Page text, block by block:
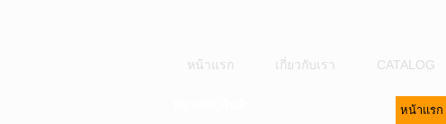
หน้าแรก เกี่ยวกับเรา CATALOG
หน้าแรก